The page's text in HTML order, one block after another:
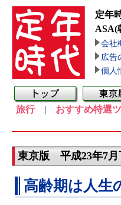
定年
ASA(
会社
広告
個人
旅行| おすすめ特選
東京版 平成23年7月
高齢期は人生